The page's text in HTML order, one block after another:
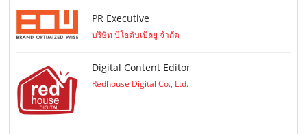
PR Executive
บริษัท บีโอดับเบิลยู จำกัด
Digital Content Editor
Redhouse Digital Co., Ltd.